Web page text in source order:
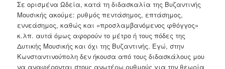
Σε ορισμένα Ωδεία, κατά τη διδασκαλία της Βυζαντινής
Μουσικής ακούμε: ρυθμός πεντάσημος, επτάσημος,
εννεάσημος, καθώς και «προσλαμβανόμενος φθόγγος»
κ.λπ. αυτά όμως αφορούν το μέτρο ή τους πόδες της
Δυτικής Μουσικής και όχι της Βυζαντινής. Εγώ, στην
Κωνσταντινούπολη δεν ήκουσα από τους διδασκάλους μου
να αναφέρονται στους ανωτέρω ρυθμούς για την θεωρία